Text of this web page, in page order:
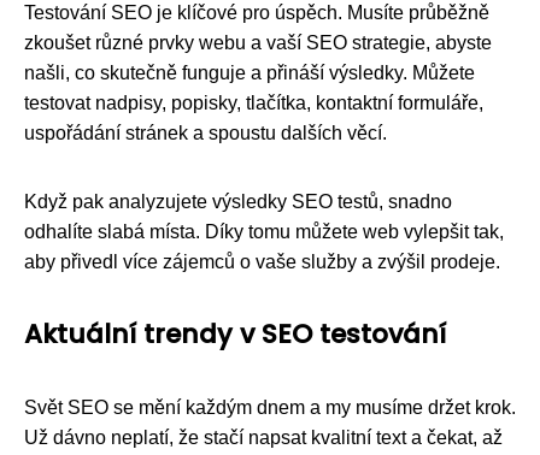
Testování SEO je klíčové pro úspěch. Musíte průběžně
zkoušet různé prvky webu a vaší SEO strategie, abyste
našli, co skutečně funguje a přináší výsledky. Můžete
testovat nadpisy, popisky, tlačítka, kontaktní formuláře,
uspořádání stránek a spoustu dalších věcí.
Když pak analyzujete výsledky SEO testů, snadno
odhalíte slabá místa. Díky tomu můžete web vylepšit tak,
aby přivedl více zájemců o vaše služby a zvýšil prodeje.
Aktuální trendy v SEO testování
Svět SEO se mění každým dnem a my musíme držet krok.
Už dávno neplatí, že stačí napsat kvalitní text a čekat, až